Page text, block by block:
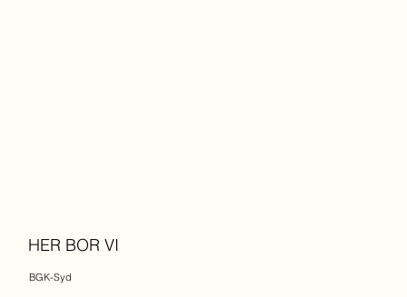
HER BOR VI
BGK-Syd